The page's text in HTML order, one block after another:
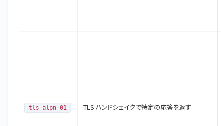
tls-alpn-01 TLS ハンドシェイクで特定の応答を返す